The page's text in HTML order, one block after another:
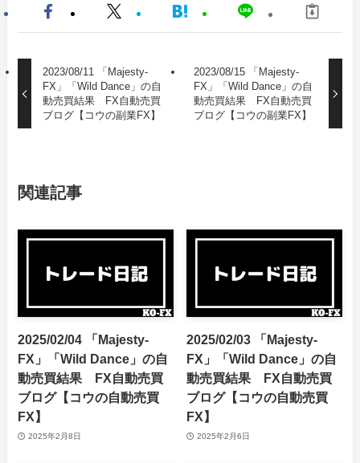
2023/08/11 「Majesty-
FX」「Wild Dance」の自
動売買結果 FX自動売買
ブログ【コウの副業FX】
2023/08/15 「Majesty-
FX」「Wild Dance」の自
動売買結果 FX自動売買
ブログ【コウの副業FX】
関連記事
2025/02/04 「Majesty-
FX」「Wild Dance」の自
動売買結果 FX自動売買
ブログ【コウの自動売買
FX】
2025年2月8日
2025/02/03 「Majesty-
FX」「Wild Dance」の自
動売買結果 FX自動売買
ブログ【コウの自動売買
FX】
2025年2月6日